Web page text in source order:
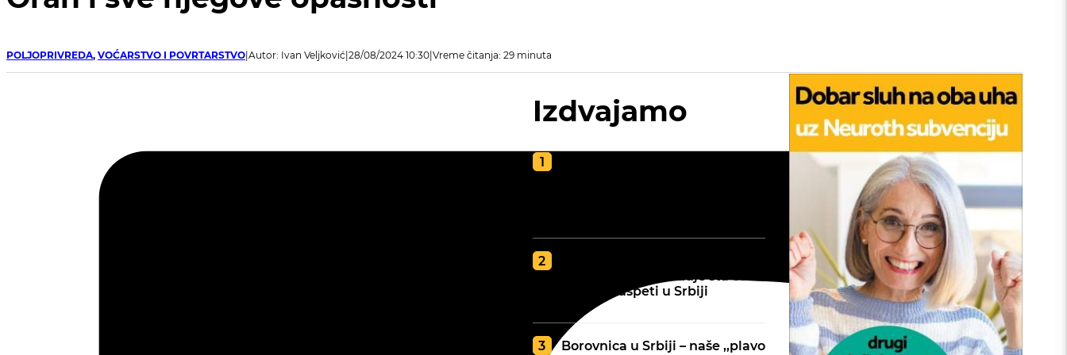
POLJOPRIVREDA, VOĆARSTVO I POVRTARSTVO Autor: Ivan Veljković 28/08/2024 10:30 Vreme čitanja: 29 minuta
Izdvajamo
tip zemljišta određuje šta će
najbolje uspeti u Srbiji
Borovnica u Srbiji – naše ,,plavo